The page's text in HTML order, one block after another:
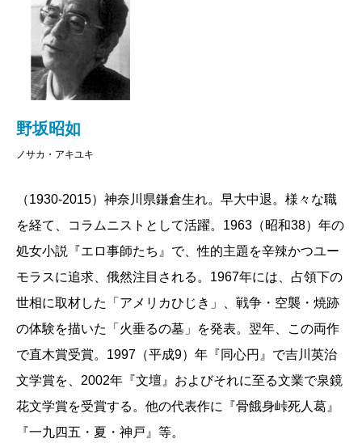
野坂昭如
ノサカ・アキユキ
（1930-2015）神奈川県鎌倉生れ。早大中退。様々な職
を経て、コラムニストとして活躍。1963（昭和38）年の
処女小説『エロ事師たち』で、性的主題を辛辣かつユー
モラスに追求、俄然注目される。1967年には、占領下の
世相に取材した「アメリカひじき」、戦争・空襲・焼跡
の体験を描いた「火垂るの墓」を発表。翌年、この両作
で直木賞受賞。1997（平成9）年『同心円』で吉川英治
文学賞を、2002年『文壇』およびそれに至る文業で泉鏡
花文学賞を受賞する。他の代表作に『骨餓身峠死人葛』
『一九四五・夏・神戸』等。